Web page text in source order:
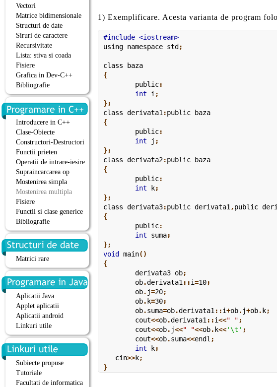
Vectori
Matrice bidimensionale
Structuri de date
Siruri de caractere
Recursivitate
Lista: stiva si coada
Fisiere
Grafica in Dev-C++
Bibliografie
Introducere in C++
Clase-Obiecte
Constructori-Destructori
Functii prieten
Operatii de intrare-iesire
Supraincarcarea op
Mostenirea simpla
Mostenirea multipla
Fisiere
Functii si clase generice
Bibliografie
Matrici rare
Aplicatii Java
Applet aplicatii
Aplicatii android
Linkuri utile
Subiecte propuse
Tutoriale
Facultati de informatica
1) Exemplificare. Acesta varianta de program
using namespace std ;
class baza
{
	public
:
	int
i;
};
class derivata1:public baza
{
	public
:
	int
j ;
};
class derivata2:public baza
{
	public
:
	int
k;
};
class derivata3:public derivata1,public
{
	public
:
	int
suma;
};
void
main()
{
	derivata3 ob
;
	ob
.derivata1::i=10;
	ob
. j=20;
	ob
. k=30;
	ob
.suma=ob.derivata1::i+ob. j+ob. k;
	cout
<<ob.derivata1::i<<" ";
	cout
<<ob. j<<" "<<ob. k<<'\t' ;
	cout
<<ob.suma<<endl;
	int
k;
   cin
>>k;
}